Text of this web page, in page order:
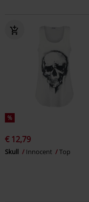
%
€ 12,79
Skull Innocent Top